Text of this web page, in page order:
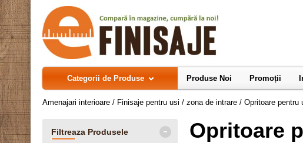
Categorii de Produse Produse Noi Promoții
Amenajari interioare / Finisaje pentru usi / zona de intrare / Opritoare pentru
Opritoare
Filtreaza Produsele -